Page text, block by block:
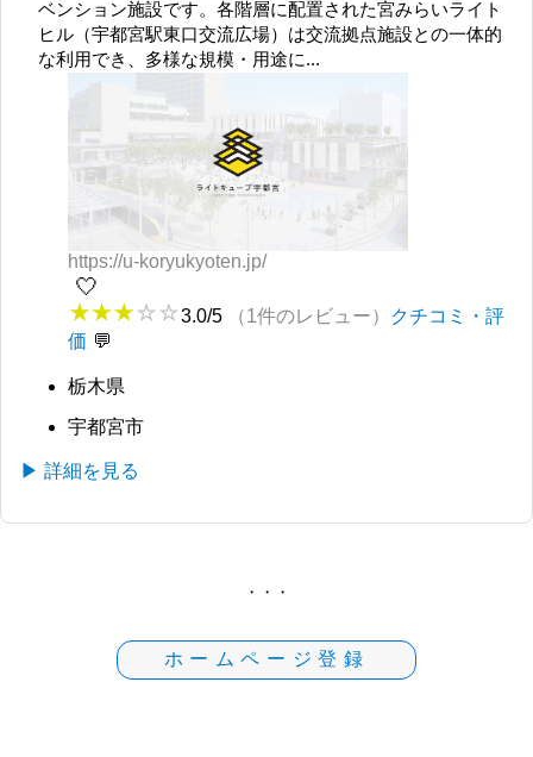
ベンション施設です。各階層に配置された宮みらいライト
ヒル（宇都宮駅東口交流広場）は交流拠点施設との一体的
な利用でき、多様な規模・用途に...
https://u-koryukyoten.jp/
🤍
3.0/5 （1件のレビュー）
クチコミ・評
価
栃木県
宇都宮市
▶ 詳細を見る
・・・
ホームページ登録